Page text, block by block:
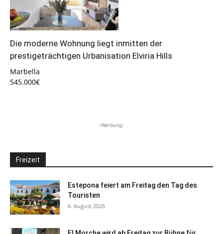
Die moderne Wohnung liegt inmitten der
prestigeträchtigen Urbanisation Elviria Hills
Marbella
545.000€
-Werbung-
Freizeit
Estepona feiert am Freitag den Tag des
Touristen
6. August 2026